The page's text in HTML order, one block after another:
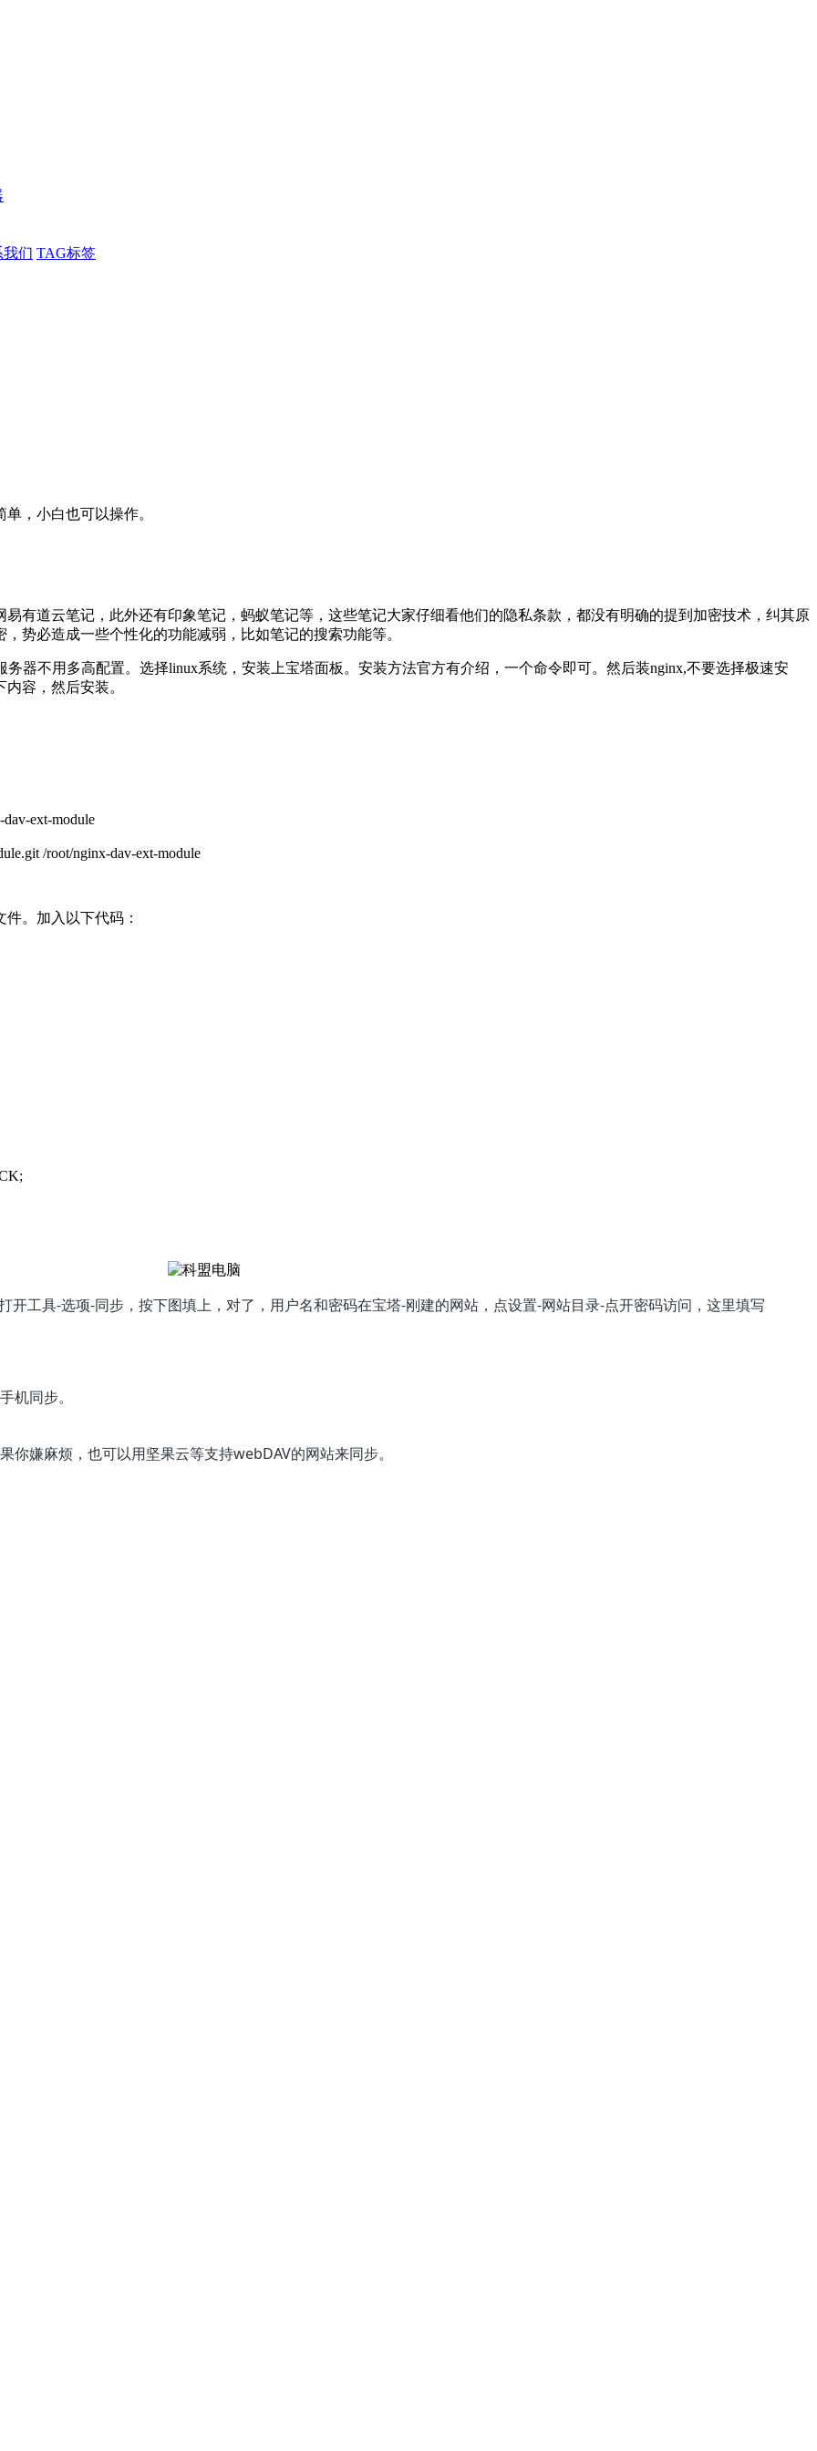
我们 TAG标签
，小白也可以操作。
有道云笔记，此外还有印象笔记，蚂蚁笔记等，这些笔记大家仔细看他们的隐私条款，都没有明确的提到加密技术，纠其原
势必造成一些个性化的功能减弱，比如笔记的搜索功能等。
器不用多高配置。选择linux系统，安装上宝塔面板。安装方法官方有介绍，一个命令即可。然后装nginx,不要选择极速安
容，然后安装。
ext-module
/root/nginx-dav-ext-module
。加入以下代码：
工具-选项-同步，按下图填上，对了，用户名和密码在宝塔-刚建的网站，点设置-网站目录-点开密码访问，这里填写
机同步。
嫌麻烦，也可以用坚果云等支持webDAV的网站来同步。